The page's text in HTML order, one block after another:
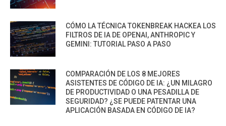
CÓMO LA TÉCNICA TOKENBREAK HACKEA LOS
FILTROS DE IA DE OPENAI, ANTHROPIC Y
GEMINI: TUTORIAL PASO A PASO
COMPARACIÓN DE LOS 8 MEJORES
ASISTENTES DE CÓDIGO DE IA: ¿UN MILAGRO
DE PRODUCTIVIDAD O UNA PESADILLA DE
SEGURIDAD? ¿SE PUEDE PATENTAR UNA
APLICACIÓN BASADA EN CÓDIGO DE IA?